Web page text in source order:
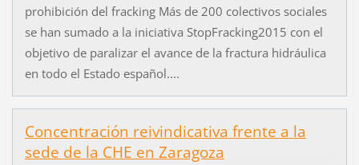
prohibición del fracking Más de 200 colectivos sociales
se han sumado a la iniciativa StopFracking2015 con el
objetivo de paralizar el avance de la fractura hidráulica
en todo el Estado español....
Concentración reivindicativa frente a la
sede de la CHE en Zaragoza